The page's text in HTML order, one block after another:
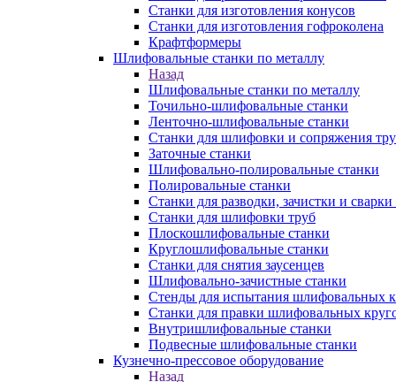
Станки для изготовления конусов
Станки для изготовления гофроколена
Крафтформеры
Шлифовальные станки по металлу
Назад
Шлифовальные станки по металлу
Точильно-шлифовальные станки
Ленточно-шлифовальные станки
Станки для шлифовки и сопряжения
Заточные станки
Шлифовально-полировальные станки
Полировальные станки
Станки для разводки, зачистки и сварки
Станки для шлифовки труб
Плоскошлифовальные станки
Круглошлифовальные станки
Станки для снятия заусенцев
Шлифовально-зачистные станки
Стенды для испытания шлифовальных
Станки для правки шлифовальных
Внутришлифовальные станки
Подвесные шлифовальные станки
Кузнечно-прессовое оборудование
Назад